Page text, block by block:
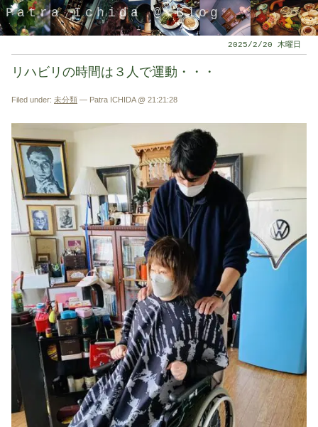
Patra Ichida @ Blog
引退したスタイリストの隠居ブログ
2025/2/20 木曜日
リハビリの時間は３人で運動・・・
Filed under: 未分類 — Patra ICHIDA @ 21:21:28